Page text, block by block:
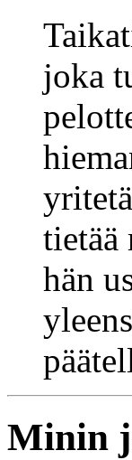
joka
hän
Minin